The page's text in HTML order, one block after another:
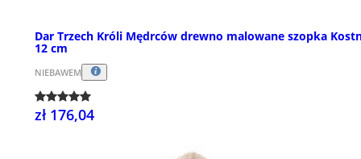
Dar Trzech Króli Mędrców drewno malowane szopka
12 cm
NIEBAWEM
zł 176,04